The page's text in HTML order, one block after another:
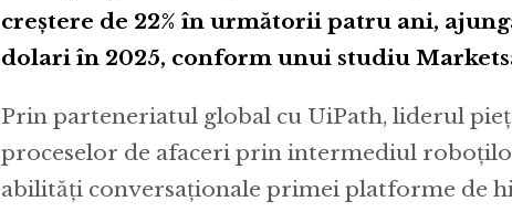
creştere de 22% în următorii patru ani,
dolari în 2025, conform unui studiu
Prin parteneriatul global cu UiPath, liderul
proceselor de afaceri prin intermediul
abilităţi conversaţionale primei platforme de